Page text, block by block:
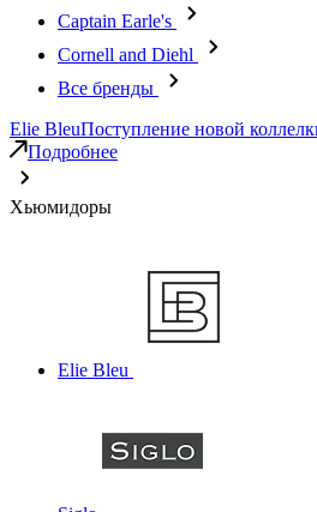
Captain Earle's
Cornell and Diehl
Все бренды
Elie BleuПоступление новой
Подробнее
Хьюмидоры
Elie Bleu